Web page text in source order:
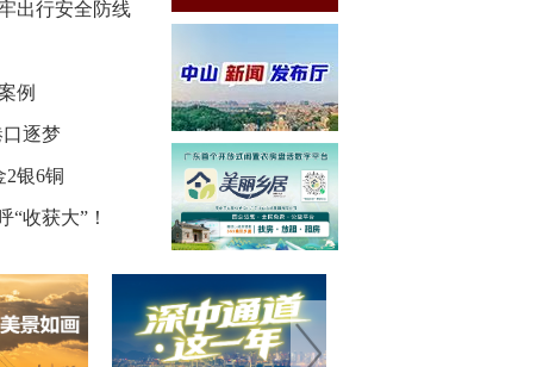
出行安全防线
例
口逐梦
银6铜
“收获大”！